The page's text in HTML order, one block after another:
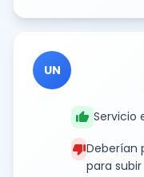
UN
thumb_up Servicio
thumb_downDeberían
para